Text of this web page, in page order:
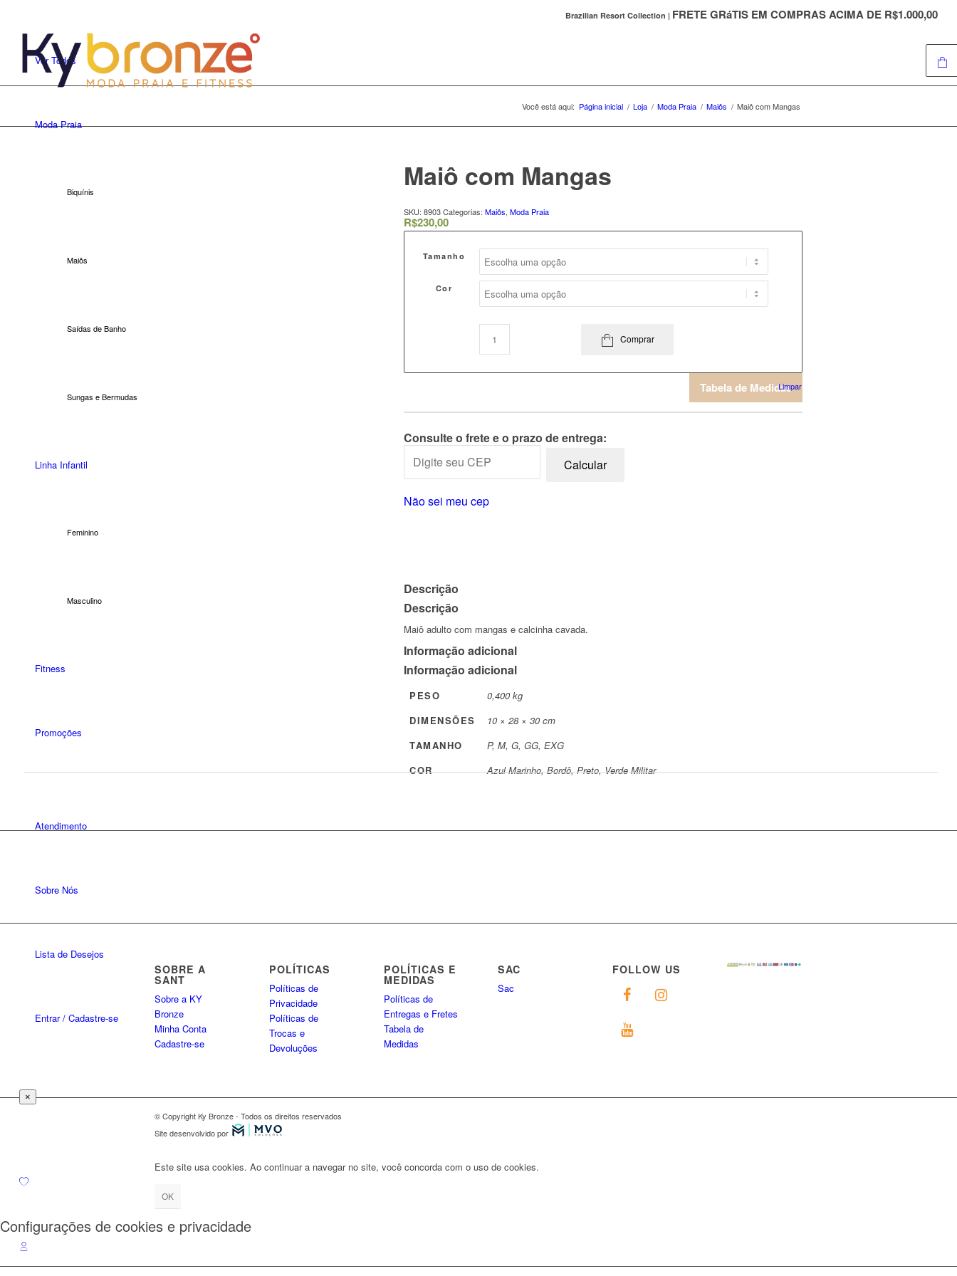
Brazilian Resort Collection | FRETE GRáTIS EM COMPRAS ACIMA DE R$1.000,00
Ver Todos
Moda Praia
Biquínis
Maiôs
Saídas de Banho
Sungas e Bermudas
Linha Infantil
Feminino
Masculino
Fitness
Promoções
Atendimento
Sobre Nós
Lista de Desejos
Entrar / Cadastre-se
×
Você está aqui: Página inicial / Loja / Moda Praia / Maiôs / Maiô com Mangas
Maiô com Mangas
SKU:8903 Categorias:Maiôs,Moda Praia
R$230,00
Tamanho
Cor
Limpar
Comprar
Tabela de Medidas
Consulte o frete e o prazo de entrega:
Calcular
Não sei meu cep
Descrição
Descrição
Maiô adulto com mangas e calcinha cavada.
Informação adicional
Informação adicional
PESO
0,400 kg
DIMENSÕES
10 × 28 × 30 cm
TAMANHO
P, M, G, GG, EXG
COR
Azul Marinho, Bordô, Preto, Verde Militar
SOBRE A
SANT
Sobre a KY
Bronze
Minha Conta
Cadastre-se
POLÍTICAS
Políticas de
Privacidade
Políticas de
Trocas e
Devoluções
POLÍTICAS E
MEDIDAS
Políticas de
Entregas e Fretes
Tabela de
Medidas
SAC
Sac
FOLLOW US
© Copyright Ky Bronze - Todos os direitos reservados
Site desenvolvido por
Este site usa cookies. Ao continuar a navegar no site, você concorda com o uso de cookies.
OK
Configurações de cookies e privacidade